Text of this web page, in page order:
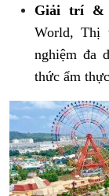
Giải trí &
World, Thị
nghiệm đa
thức ẩm